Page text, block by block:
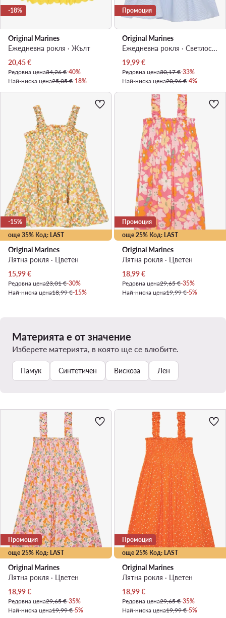
-18%
Original Marines
Ежедневна рокля · Жълт
Актуална цена
20,45€
Редовна цена34,26 €-40%
Най-ниска цена25,05 €-18%
Промоция
Original Marines
Ежедневна рокля · Светлосиньо
Актуална цена
19,99€
Редовна цена30,17 €-33%
Най-ниска цена20,96 €-4%
още 35% Код: LAST
-15%
Original Marines
Лятна рокля · Цветен
Актуална цена
15,99€
Редовна цена23,01 €-30%
Най-ниска цена18,99 €-15%
още 25% Код: LAST
Промоция
Original Marines
Лятна рокля · Цветен
Актуална цена
18,99€
Редовна цена29,65 €-35%
Най-ниска цена19,99 €-5%
Материята е от значение
Изберете материята, в която ще се влюбите.
Памук Синтетичен Вискоза Лен
още 25% Код: LAST
Промоция
Original Marines
Лятна рокля · Цветен
Актуална цена
18,99€
Редовна цена29,65 €-35%
Най-ниска цена19,99 €-5%
още 25% Код: LAST
Промоция
Original Marines
Лятна рокля · Цветен
Актуална цена
18,99€
Редовна цена29,65 €-35%
Най-ниска цена19,99 €-5%